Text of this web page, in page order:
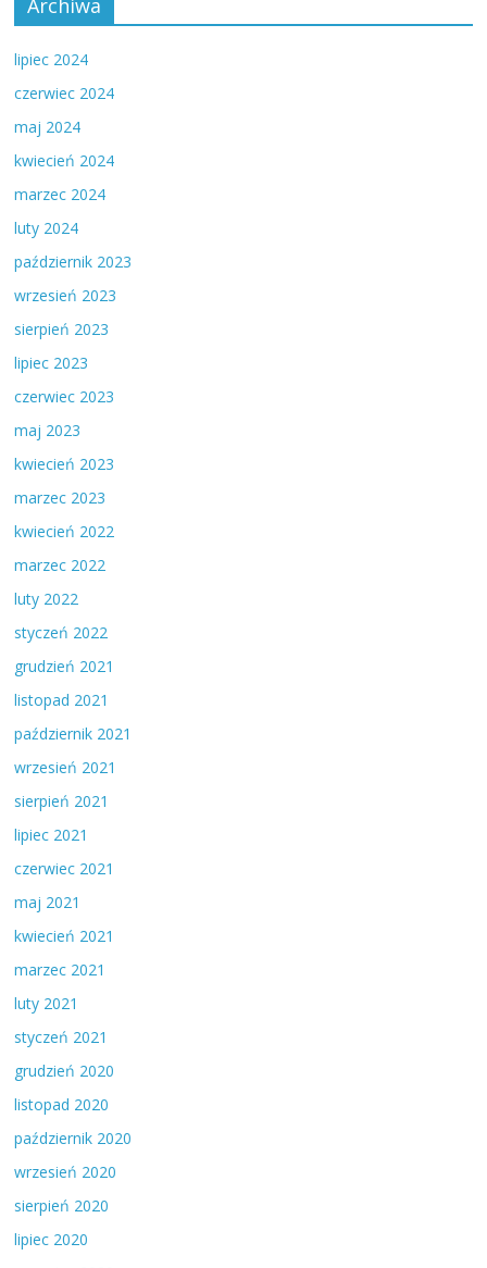
Archiwa
lipiec 2024
czerwiec 2024
maj 2024
kwiecień 2024
marzec 2024
luty 2024
październik 2023
wrzesień 2023
sierpień 2023
lipiec 2023
czerwiec 2023
maj 2023
kwiecień 2023
marzec 2023
kwiecień 2022
marzec 2022
luty 2022
styczeń 2022
grudzień 2021
listopad 2021
październik 2021
wrzesień 2021
sierpień 2021
lipiec 2021
czerwiec 2021
maj 2021
kwiecień 2021
marzec 2021
luty 2021
styczeń 2021
grudzień 2020
listopad 2020
październik 2020
wrzesień 2020
sierpień 2020
lipiec 2020